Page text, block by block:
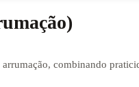
combinando